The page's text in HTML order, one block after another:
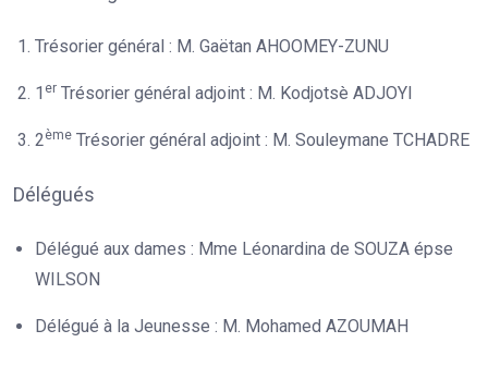
Trésorier général : M. Gaёtan AHOOMEY-ZUNU
1 er Trésorier général adjoint : M. Kodjotsè ADJOYI
2ème Trésorier général adjoint : M. Souleymane TCHADRE
Délégués
Délégué aux dames : Mme Léonardina de SOUZA épse
WILSON
Délégué à la Jeunesse : M. Mohamed AZOUMAH